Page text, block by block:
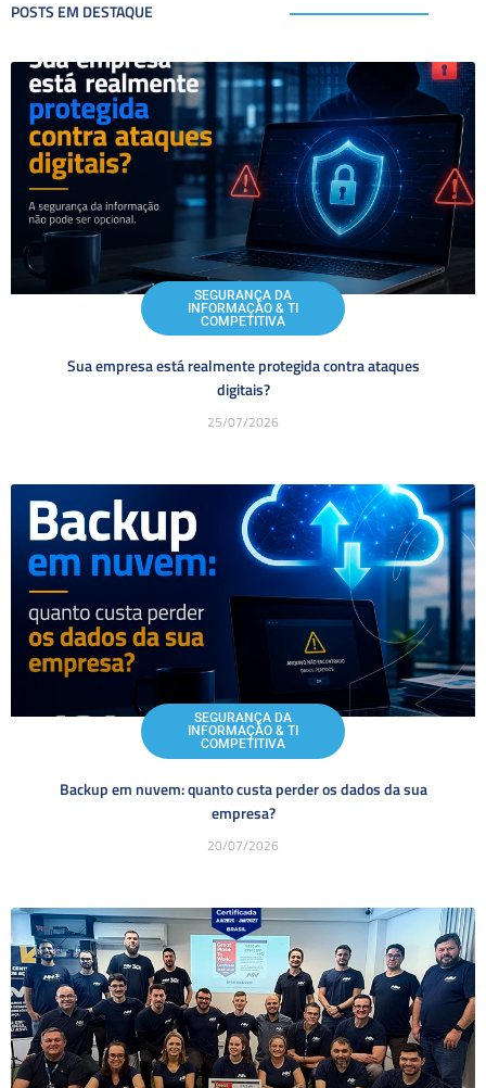
POSTS EM DESTAQUE
SEGURANÇA DA
INFORMAÇÃO & TI
COMPETITIVA
Sua empresa está realmente protegida contra ataques
digitais?
25/07/2026
SEGURANÇA DA
INFORMAÇÃO & TI
COMPETITIVA
Backup em nuvem: quanto custa perder os dados da sua
empresa?
20/07/2026